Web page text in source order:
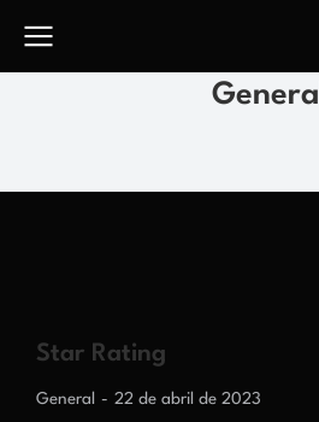
General
Star Rating
General 22 de abril de 2023